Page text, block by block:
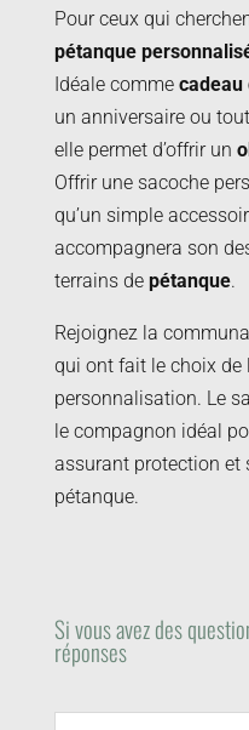
Pour ceux qui
pétanque
Idéale comme cadeau
un anniversaire ou
elle permet d’offrir un
Offrir une sacoche
qu’un simple
accompagnera son
terrains de pétanque.
Rejoignez la
qui ont fait le choix de
personnalisation. Le
le compagnon idéal
assurant protection et
pétanque.
Si vous avez des
réponses